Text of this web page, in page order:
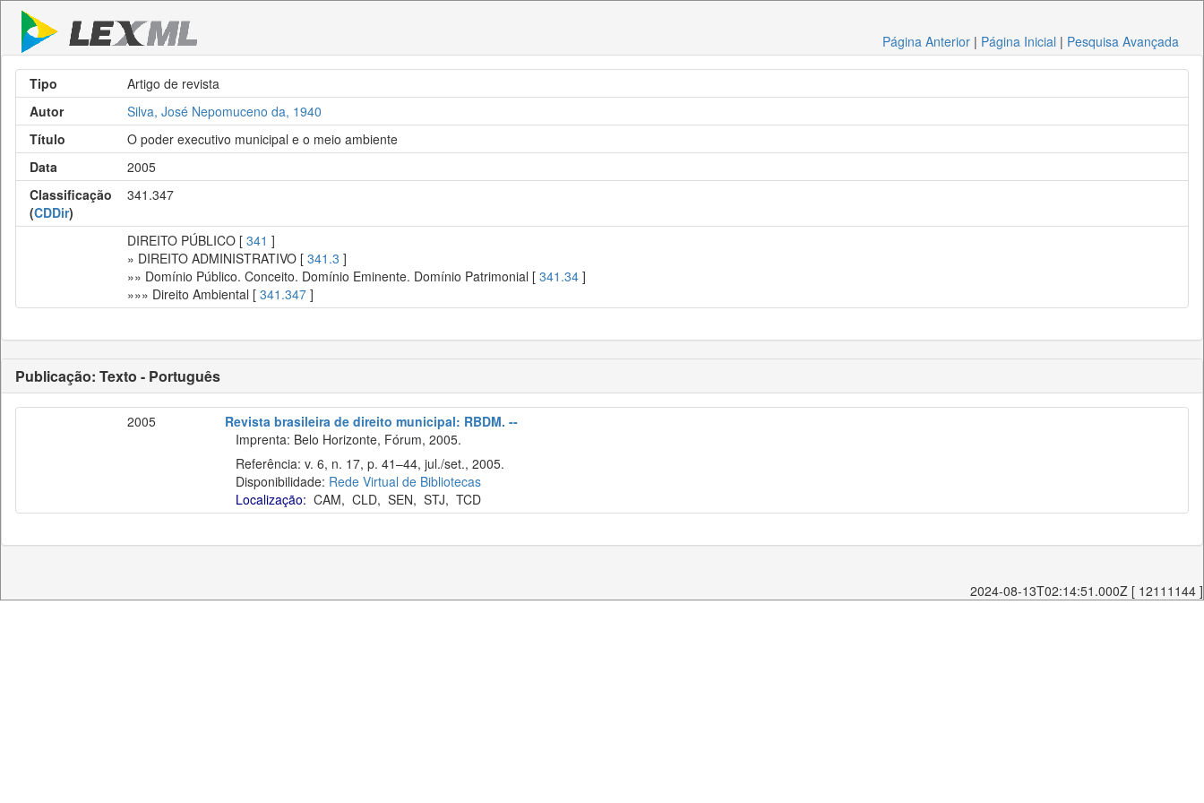
Página Anterior | Página Inicial | Pesquisa Avançada
Tipo
Artigo de revista
Autor
Silva, José Nepomuceno da, 1940
Título
O poder executivo municipal e o meio ambiente
Data
2005
Classificação
(CDDir)
341.347
DIREITO PÚBLICO [ 341 ]
» DIREITO ADMINISTRATIVO [ 341.3 ]
»» Domínio Público. Conceito. Domínio Eminente. Domínio Patrimonial [ 341.34 ]
»»» Direito Ambiental [ 341.347 ]
Publicação: Texto - Português
2005
Revista brasileira de direito municipal: RBDM. --
Imprenta: Belo Horizonte, Fórum, 2005.
Referência: v. 6, n. 17, p. 41–44, jul./set., 2005.
Disponibilidade: Rede Virtual de Bibliotecas
Localização: CAM, CLD, SEN, STJ, TCD
2024-08-13T02:14:51.000Z [ 12111144 ]